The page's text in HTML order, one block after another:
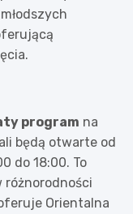
program na
będą otwarte od
do 18:00. To
różnorodności
Orientalna